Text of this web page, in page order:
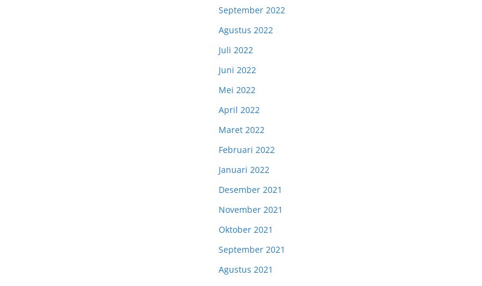
September 2022
Agustus 2022
Juli 2022
Juni 2022
Mei 2022
April 2022
Maret 2022
Februari 2022
Januari 2022
Desember 2021
November 2021
Oktober 2021
September 2021
Agustus 2021